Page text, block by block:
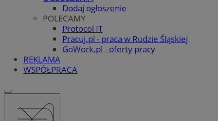
Dodaj ogłoszenie
POLECAMY
Protocol IT
Pracuj.pl - praca w Rudzie Śląskiej
GoWork.pl - oferty pracy
REKLAMA
WSPÓŁPRACA